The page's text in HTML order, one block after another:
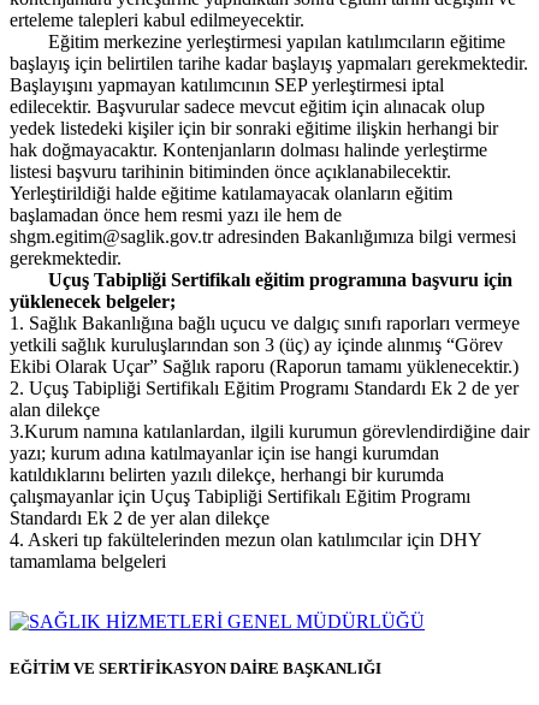
erteleme talepleri kabul edilmeyecektir.
Eğitim merkezine yerleştirmesi yapılan katılımcıların eğitime
başlayış için belirtilen tarihe kadar başlayış yapmaları gerekmektedir.
Başlayışını yapmayan katılımcının SEP yerleştirmesi iptal
edilecektir. Başvurular sadece mevcut eğitim için alınacak olup
yedek listedeki kişiler için bir sonraki eğitime ilişkin herhangi bir
hak doğmayacaktır. Kontenjanların dolması halinde yerleştirme
listesi başvuru tarihinin bitiminden önce açıklanabilecektir.
Yerleştirildiği halde eğitime katılamayacak olanların eğitim
başlamadan önce hem resmi yazı ile hem de
shgm.egitim@saglik.gov.tr adresinden Bakanlığımıza bilgi vermesi
gerekmektedir.
Uçuş Tabipliği Sertifikalı eğitim programına başvuru için
yüklenecek belgeler;
1. Sağlık Bakanlığına bağlı uçucu ve dalgıç sınıfı raporları vermeye
yetkili sağlık kuruluşlarından son 3 (üç) ay içinde alınmış “Görev
Ekibi Olarak Uçar” Sağlık raporu (Raporun tamamı yüklenecektir.)
2. Uçuş Tabipliği Sertifikalı Eğitim Programı Standardı Ek 2 de yer
alan dilekçe
3.Kurum namına katılanlardan, ilgili kurumun görevlendirdiğine dair
yazı; kurum adına katılmayanlar için ise hangi kurumdan
katıldıklarını belirten yazılı dilekçe, herhangi bir kurumda
çalışmayanlar için Uçuş Tabipliği Sertifikalı Eğitim Programı
Standardı Ek 2 de yer alan dilekçe
4. Askeri tıp fakültelerinden mezun olan katılımcılar için DHY
tamamlama belgeleri
EĞİTİM VE SERTİFİKASYON DAİRE BAŞKANLIĞI